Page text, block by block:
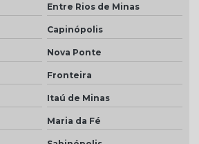
Entre Rios de Minas
Capinópolis
Nova Ponte
Fronteira
Itaú de Minas
Maria da Fé